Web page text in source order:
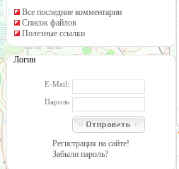
Все последние комментарии
Список файлов
Полезные ссылки
Логин
E-Mail:
Пароль
Регистрация на сайте!
Забыли пароль?